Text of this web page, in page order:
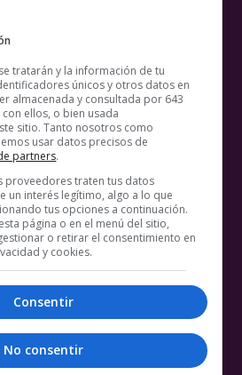
tratarán y la información de tu
únicos y otros datos en
almacenada y consultada por 643
ellos, o bien usada
sitio. Tanto nosotros como
usar datos precisos de
partners.
proveedores traten tus datos
un interés legítimo, algo a lo que
tus opciones a continuación.
página o en el menú del sitio,
o retirar el consentimiento en
y cookies.
Consentir
No consentir